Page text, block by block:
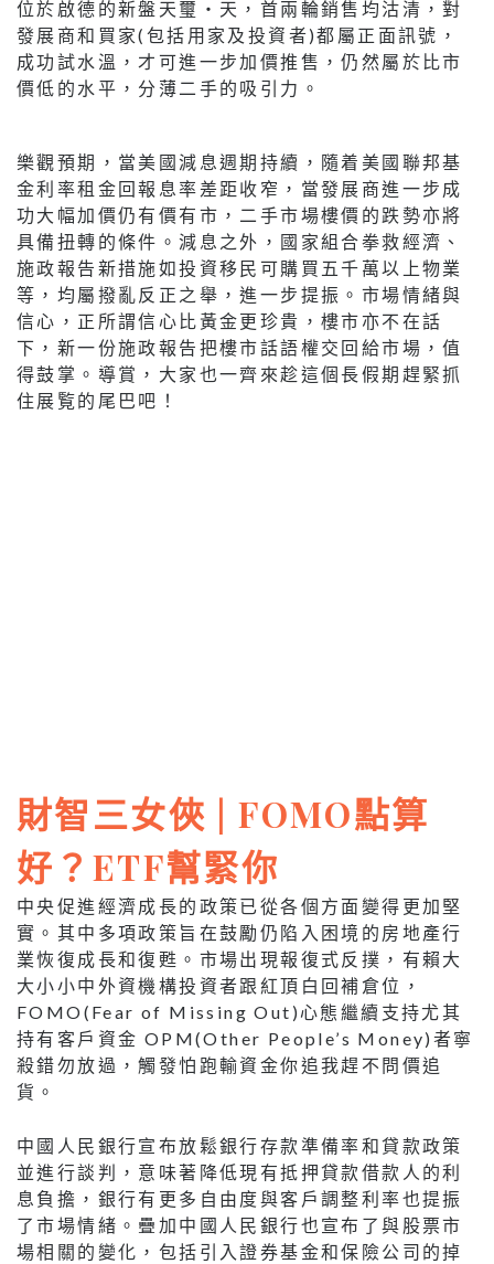
位於啟德的新盤天璽‧天，首兩輪銷售均沽清，對
發展商和買家(包括用家及投資者)都屬正面訊號，
成功試水溫，才可進一步加價推售，仍然屬於比市
價低的水平，分薄二手的吸引力。
樂觀預期，當美國減息週期持續，隨着美國聯邦基
金利率租金回報息率差距收窄，當發展商進一步成
功大幅加價仍有價有市，二手市場樓價的跌勢亦將
具備扭轉的條件。減息之外，國家組合拳救經濟、
施政報告新措施如投資移民可購買五千萬以上物業
等，均屬撥亂反正之舉，進一步提振。市場情緒與
信心，正所謂信心比黃金更珍貴，樓市亦不在話
下，新一份施政報告把樓市話語權交回給市場，值
得鼓掌。導賞，大家也一齊來趁這個長假期趕緊抓
住展覧的尾巴吧！
財智三女俠 | FOMO點算
好？ETF幫緊你
中央促進經濟成長的政策已從各個方面變得更加堅
實。其中多項政策旨在鼓勵仍陷入困境的房地產行
業恢復成長和復甦。市場出現報復式反撲，有賴大
大小小中外資機構投資者跟紅頂白回補倉位，
FOMO(Fear of Missing Out)心態繼續支持尤其
持有客戶資金 OPM(Other People’s Money)者寧
殺錯勿放過，觸發怕跑輸資金你追我趕不問價追
貨。
中國人民銀行宣布放鬆銀行存款準備率和貸款政策
並進行談判，意味著降低現有抵押貸款借款人的利
息負擔，銀行有更多自由度與客戶調整利率也提振
了市場情緒。疊加中國人民銀行也宣布了與股票市
場相關的變化，包括引入證券基金和保險公司的掉